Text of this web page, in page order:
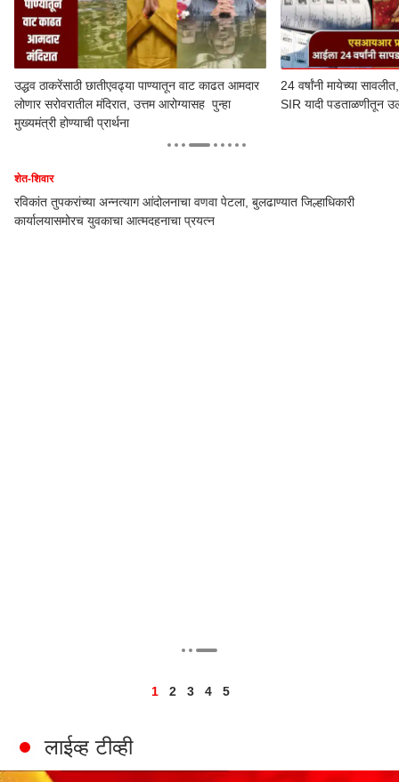
24 वर्षांनी मायेच्या सावलीत, लेक परतला आईच्या कुशीत;
SIR यादी पडताळणीतून उलगडा, अश्रूंचा बांध फुटला
देवेंद्र फडणवीसांकडे
केंद्रात गेल्यास धर्मेंद्र
शेत-शिवार
रविकांत तुपकरांच्या अन्नत्याग आंदोलनाचा वणवा पेटला, बुलढाण्यात जिल्हाधिकारी
कार्यालयासमोरच युवकाचा आत्मदहनाचा प्रयत्न
1 2 3 4 5
लाईव्ह टीव्ही